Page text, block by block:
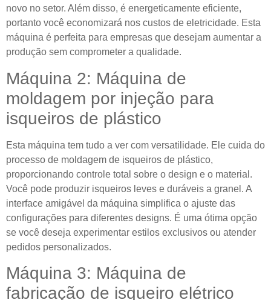
novo no setor. Além disso, é energeticamente eficiente,
portanto você economizará nos custos de eletricidade. Esta
máquina é perfeita para empresas que desejam aumentar a
produção sem comprometer a qualidade.
Máquina 2: Máquina de
moldagem por injeção para
isqueiros de plástico
Esta máquina tem tudo a ver com versatilidade. Ele cuida do
processo de moldagem de isqueiros de plástico,
proporcionando controle total sobre o design e o material.
Você pode produzir isqueiros leves e duráveis ​​a granel. A
interface amigável da máquina simplifica o ajuste das
configurações para diferentes designs. É uma ótima opção
se você deseja experimentar estilos exclusivos ou atender
pedidos personalizados.
Máquina 3: Máquina de
fabricação de isqueiro elétrico